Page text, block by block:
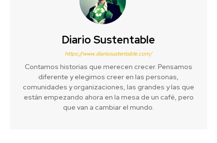
Diario Sustentable
https://www.diariosustentable.com/
Contamos historias que merecen crecer. Pensamos
diferente y elegimos creer en las personas,
comunidades y organizaciones, las grandes y las que
están empezando ahora en la mesa de un café, pero
que van a cambiar el mundo.